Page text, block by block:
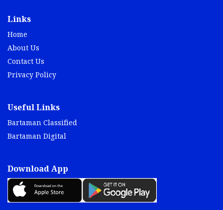
Links
Home
About Us
Contact Us
Privacy Policy
Useful Links
Bartaman Classified
Bartaman Digital
Download App